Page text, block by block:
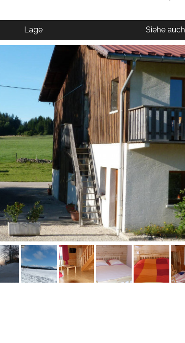
Lage Siehe auch